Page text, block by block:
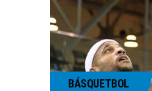
BÁSQUETBOL